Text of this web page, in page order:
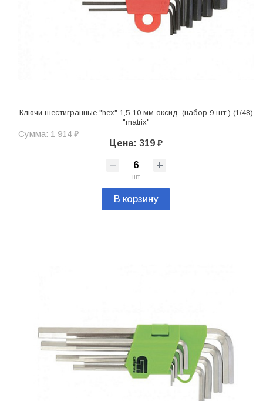
Ключи шестигранные "hex" 1,5-10 мм оксид. (набор 9 шт.) (1/48)
"matrix"
Сумма: 1 914 ₽
Цена: 319 ₽
шт
В корзину